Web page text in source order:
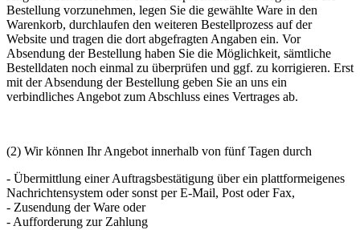
Bestellung vorzunehmen, legen Sie die gewählte Ware in den
Warenkorb, durchlaufen den weiteren Bestellprozess auf der
Website und tragen die dort abgefragten Angaben ein. Vor
Absendung der Bestellung haben Sie die Möglichkeit, sämtliche
Bestelldaten noch einmal zu überprüfen und ggf. zu korrigieren. Erst
mit der Absendung der Bestellung geben Sie an uns ein
verbindliches Angebot zum Abschluss eines Vertrages ab.
(2) Wir können Ihr Angebot innerhalb von fünf Tagen durch
- Übermittlung einer Auftragsbestätigung über ein plattformeigenes
Nachrichtensystem oder sonst per E-Mail, Post oder Fax,
- Zusendung der Ware oder
- Aufforderung zur Zahlung